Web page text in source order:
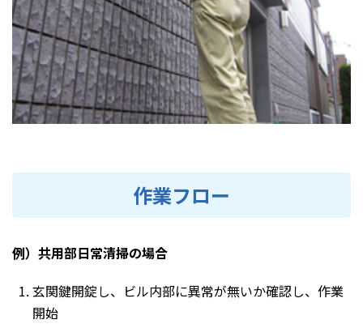
作業フロー
例）共用部日常清掃の場合
玄関鍵開錠し、ビル内部に異常が無いか確認し、作業
開始